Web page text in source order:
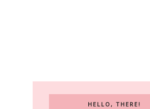
HELLO, THERE!